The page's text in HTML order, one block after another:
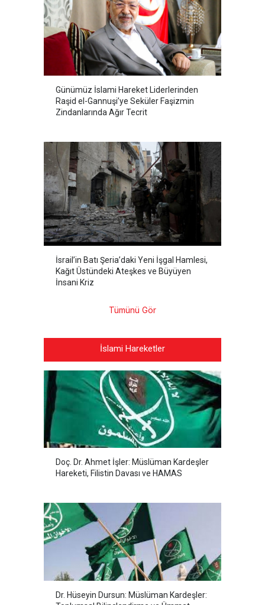
Günümüz İslami Hareket Liderlerinden
Raşid el-Gannuşi’ye Seküler Faşizmin
Zindanlarında Ağır Tecrit
İsrail’in Batı Şeria’daki Yeni İşgal Hamlesi,
Kağıt Üstündeki Ateşkes ve Büyüyen
İnsani Kriz
Tümünü Gör
İslami Hareketler
Doç. Dr. Ahmet İşler: Müslüman Kardeşler
Hareketi, Filistin Davası ve HAMAS
Dr. Hüseyin Dursun: Müslüman Kardeşler: